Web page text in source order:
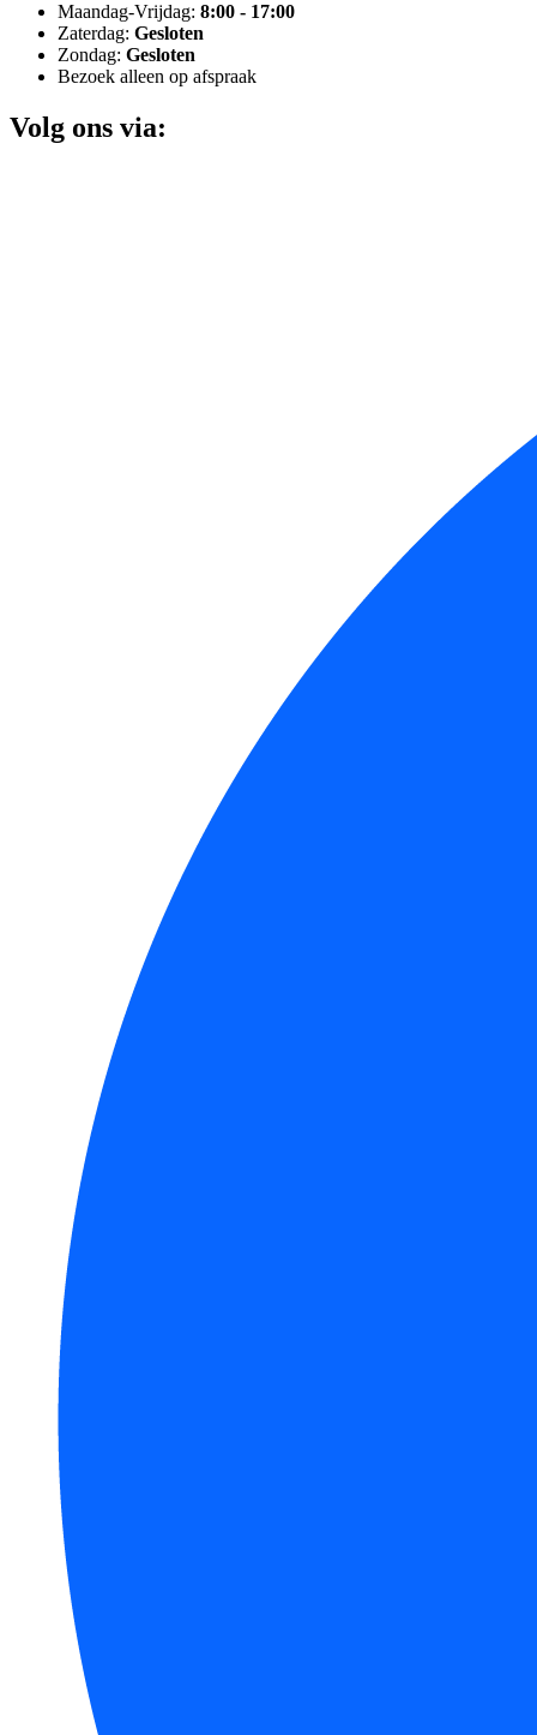
Maandag-Vrijdag: 8:00 - 17:00
Zaterdag: Gesloten
Zondag: Gesloten
Bezoek alleen op afspraak
Volg ons via: